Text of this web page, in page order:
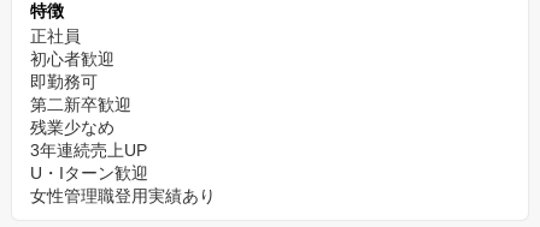
特徴
正社員
初心者歓迎
即勤務可
第二新卒歓迎
残業少なめ
3年連続売上UP
U・Iターン歓迎
女性管理職登用実績あり